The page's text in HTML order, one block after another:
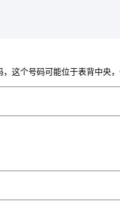
这个号码可能位于表背中央，